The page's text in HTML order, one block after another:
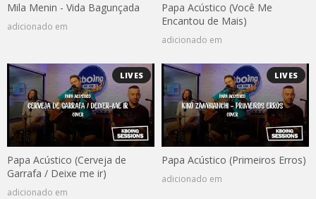
Mila Menin - Vida Bagunçada
adicionado em
Papa Acústico (Você Me
Encantou de Mais)
adicionado em
LIVES
Papa Acústico (Cerveja de
Garrafa / Deixe me ir)
adicionado em
LIVES
Papa Acústico (Primeiros Erros)
adicionado em